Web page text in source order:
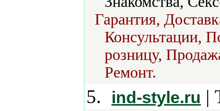
Гарантия,
Консультации,
розницу,
Ремонт.
5. ind-style.ru |